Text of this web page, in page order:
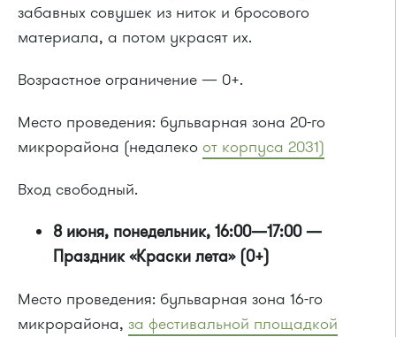
забавных совушек из ниток и бросового
материала, а потом украсят их.
Возрастное ограничение — 0+.
Место проведения: бульварная зона 20-го
микрорайона (недалеко от корпуса 2031)
Вход свободный.
8 июня, понедельник, 16:00—17:00 —
Праздник «Краски лета» (0+)
Место проведения: бульварная зона 16-го
микрорайона, за фестивальной площадкой